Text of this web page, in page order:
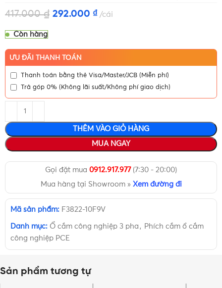
417.000₫ 292.000 ₫ cái
Còn hàng
ƯU ĐÃI THANH TOÁN
Thanh toán bằng thẻ Visa/Master/JCB (Miễn phí)
Trả góp 0% (Không lãi suất/Không phí giao dịch)
THÊM VÀO GIỎ HÀNG
MUA NGAY
Gọi đặt mua 0912.917.977(7:30 - 20:00)
Mua hàng tại Showroom » Xem đường đi
Mã sản phẩm: F3822-10F9V
Danh mục: Ổ cắm công nghiệp 3 pha , Phích cắm ổ cắm
công nghiệp PCE
Sản phẩm tương tự